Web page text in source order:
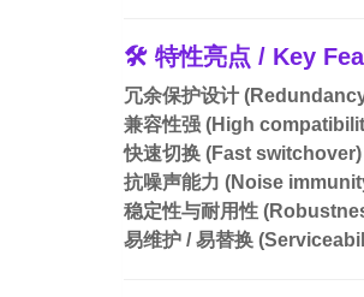
🛠 特性亮点 / Key
冗余保护设计
兼容性强 (High
快速切换 (Fast switchover)
抗噪声能力 (Noise
稳定性与耐用性
易维护 / 易替换